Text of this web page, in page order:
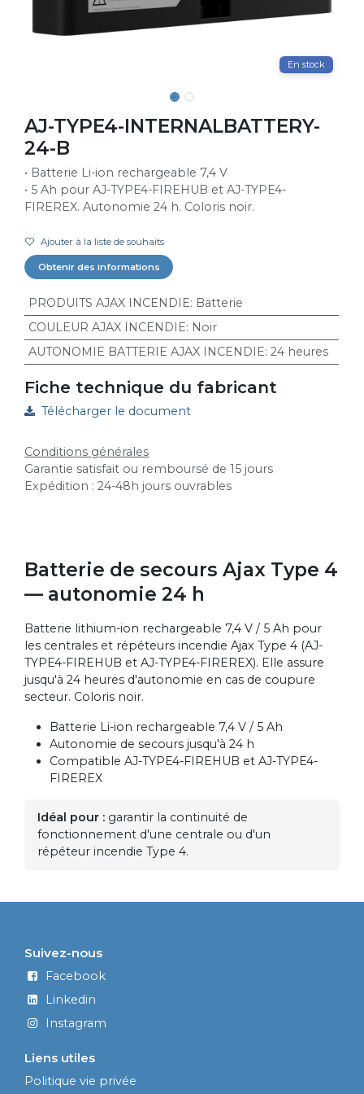
En stock
AJ-TYPE4-INTERNALBATTERY-
24-B
• Batterie Li-ion rechargeable 7,4 V
• 5 Ah pour AJ-TYPE4-FIREHUB et AJ-TYPE4-
FIREREX. Autonomie 24 h. Coloris noir.
Ajouter à la liste de souhaits
Obtenir des informations
PRODUITS AJAX INCENDIE: Batterie
COULEUR AJAX INCENDIE: Noir
AUTONOMIE BATTERIE AJAX INCENDIE: 24 heures
Fiche technique du fabricant
Télécharger le document
Conditions générales
Garantie satisfait ou remboursé de 15 jours
Expédition : 24-48h jours ouvrables
Batterie de secours Ajax Type 4
— autonomie 24 h
Batterie lithium-ion rechargeable 7,4 V / 5 Ah pour
les centrales et répéteurs incendie Ajax Type 4 (AJ-
TYPE4-FIREHUB et AJ-TYPE4-FIREREX). Elle assure
jusqu'à 24 heures d'autonomie en cas de coupure
secteur. Coloris noir.
Batterie Li-ion rechargeable 7,4 V / 5 Ah
Autonomie de secours jusqu'à 24 h
Compatible AJ-TYPE4-FIREHUB et AJ-TYPE4-
FIREREX
Idéal pour : garantir la continuité de
fonctionnement d'une centrale ou d'un
répéteur incendie Type 4.
Liens utiles
Politique vie privée
Suivez-nous
Facebook
Linkedin
Instagram